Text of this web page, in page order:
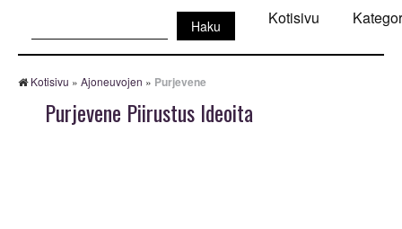
Kotisivu
Kotisivu » Ajoneuvojen » Purjevene
Purjevene Piirustus Ideoita